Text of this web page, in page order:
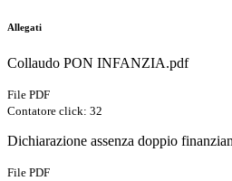
Allegati
Collaudo PON INFANZIA.pdf
File PDF
Contatore click: 32
Dichiarazione assenza doppio
File PDF